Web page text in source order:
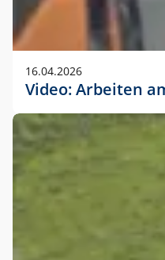
16.04.2026
Video: Arbeiten